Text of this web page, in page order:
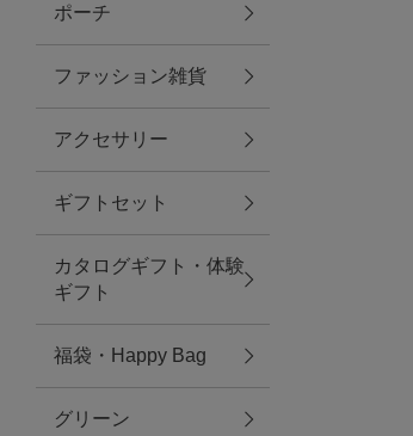
バス＆ビューティー
バス＆ビューティー
タオル
ウエア＆バッグ
ウエア
レイングッズ
アクセサリー
ポーチ
ファッション雑貨
アクセサリー
ギフトセット
カタログギフト・体験
ギフト
福袋・Happy Bag
グリーン